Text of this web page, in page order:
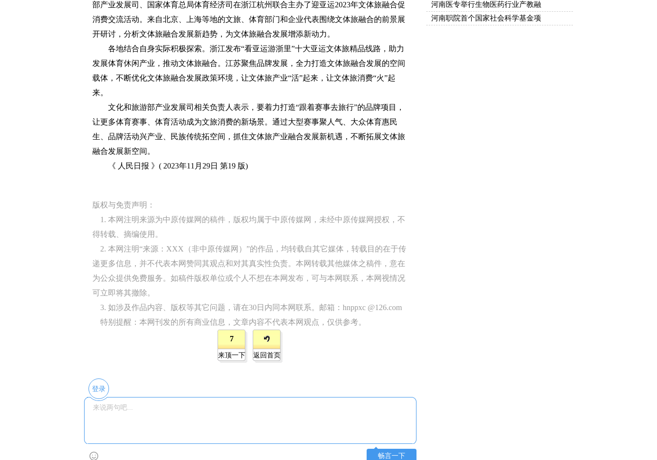
部产业发展司、国家体育总局体育经济司在浙江杭州联合主办了迎亚运2023年文体旅融合促
消费交流活动。来自北京、上海等地的文旅、体育部门和企业代表围绕文体旅融合的前景展
开研讨，分析文体旅融合发展新趋势，为文体旅融合发展增添新动力。
各地结合自身实际积极探索。浙江发布“看亚运游浙里”十大亚运文体旅精品线路，助力
发展体育休闲产业，推动文体旅融合。江苏聚焦品牌发展，全力打造文体旅融合发展的空间
载体，不断优化文体旅融合发展政策环境，让文体旅产业“活”起来，让文体旅消费“火”起
来。
文化和旅游部产业发展司相关负责人表示，要着力打造“跟着赛事去旅行”的品牌项目，
让更多体育赛事、体育活动成为文旅消费的新场景。通过大型赛事聚人气、大众体育惠民
生、品牌活动兴产业、民族传统拓空间，抓住文体旅产业融合发展新机遇，不断拓展文体旅
融合发展新空间。
《 人民日报 》( 2023年11月29日 第19 版)
版权与免责声明：
1. 本网注明来源为中原传媒网的稿件，版权均属于中原传媒网，未经中原传媒网授权，不
得转载、摘编使用。
2. 本网注明“来源：XXX（非中原传媒网）”的作品，均转载自其它媒体，转载目的在于传
递更多信息，并不代表本网赞同其观点和对其真实性负责。本网转载其他媒体之稿件，意在
为公众提供免费服务。如稿件版权单位或个人不想在本网发布，可与本网联系，本网视情况
可立即将其撤除。
3. 如涉及作品内容、版权等其它问题，请在30日内同本网联系。邮箱：hnppxc @126.com
特别提醒：本网刊发的所有商业信息，文章内容不代表本网观点，仅供参考。
7
来顶一下 返回首页
登录
畅言一下
河南医专举行生物医药行业产教融
河南职院首个国家社会科学基金项